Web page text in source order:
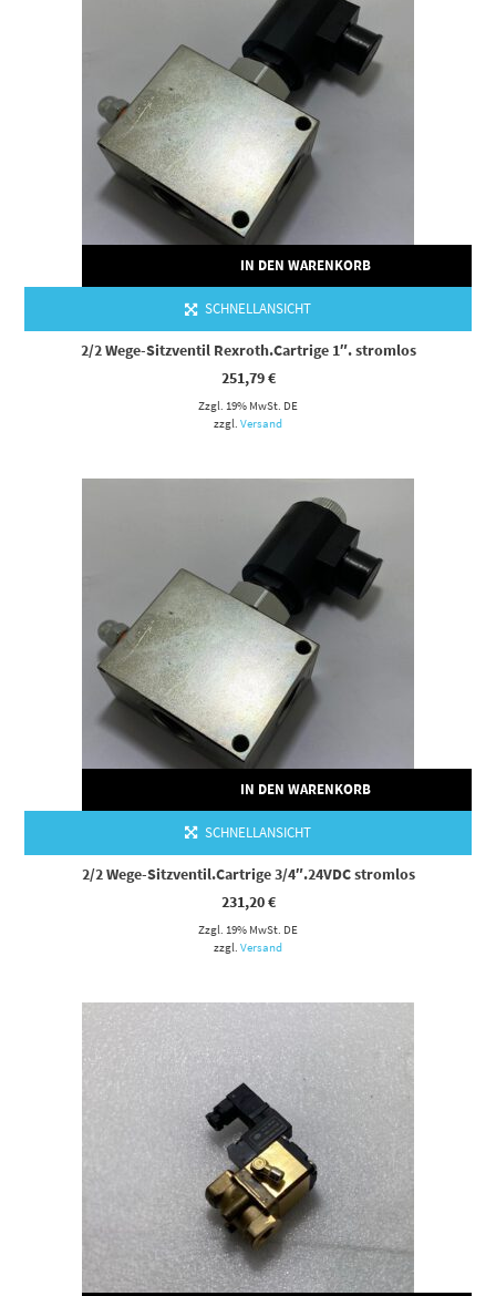
IN DEN WARENKORB
SCHNELLANSICHT
2/2 Wege-Sitzventil Rexroth.Cartrige 1″. stromlos
251,79€
Zzgl. 19% MwSt. DE
zzgl. Versand
IN DEN WARENKORB
SCHNELLANSICHT
2/2 Wege-Sitzventil.Cartrige 3/4″.24VDC stromlos
231,20€
Zzgl. 19% MwSt. DE
zzgl. Versand